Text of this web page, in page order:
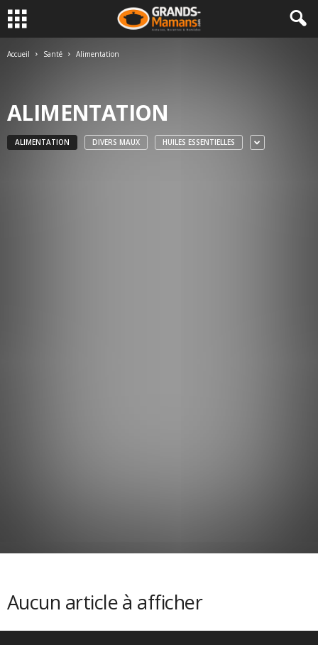
Accueil Santé Alimentation
ALIMENTATION
ALIMENTATION DIVERS MAUX HUILES ESSENTIELLES
Aucun article à afficher